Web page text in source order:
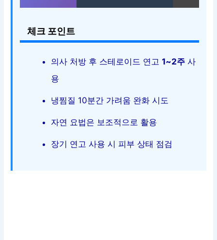
체크 포인트
의사 처방 후 스테로이드 연고1~2주 사
용
냉찜질 10분간 가려움 완화 시도
자연 요법은 보조적으로 활용
장기 연고 사용 시 피부 상태 점검